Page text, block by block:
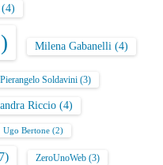
(4)
Milena Gabanelli (4)
Pierangelo Soldavini (3)
Riccio (4)
Ugo Bertone (2)
ZeroUnoWeb (3)